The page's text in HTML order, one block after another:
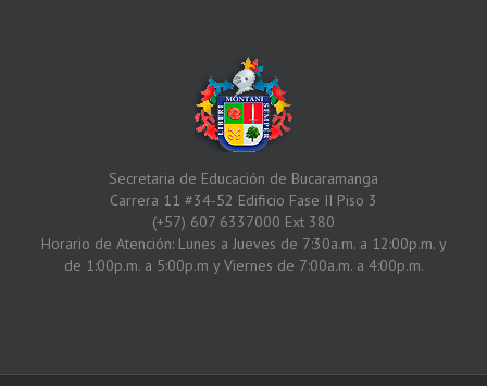
Secretaria de Educación de Bucaramanga
Carrera 11 #34-52 Edificio Fase II Piso 3
(+57) 607 6337000 Ext 380
Horario de Atención: Lunes a Jueves de 7:30a.m. a 12:00p.m. y
de 1:00p.m. a 5:00p.m y Viernes de 7:00a.m. a 4:00p.m.